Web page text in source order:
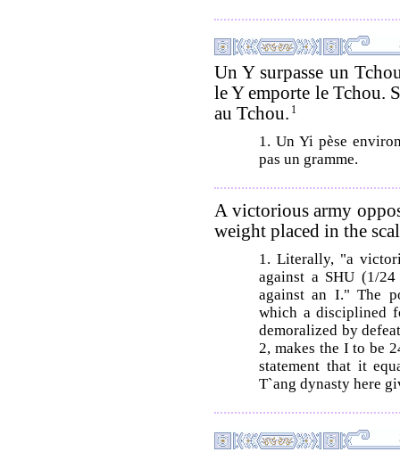
Un Y surpasse un
le Y emporte le Tchou.
au Tchou. 1
1. Un Yi pèse
pas un gramme.
A victorious army
weight placed in the
1. Literally, "a
against a SHU (1/
against an I." The
which a disciplined
demoralized by
2, makes the I to be
statement that it
T`ang dynasty here